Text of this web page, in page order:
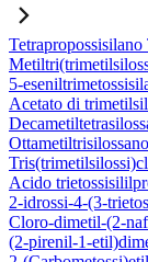
5-
Acetato di
Acido
2-idrossi-4-(3-
Cloro-dimetil-(2-
(2-pirenil-1-